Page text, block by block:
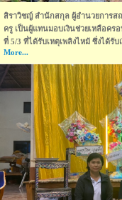
สิราวิชญ์ สำนักสกุล ผู้อำนวยการส
ครู เป็นผู้แทนมอบเงินช่วยเหลือคร
ที่ 5/3 ที่ได้รับเหตุเพลิงไหม้ ซึ่งได้รั
More...